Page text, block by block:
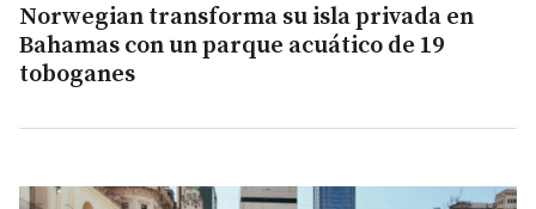
Norwegian transforma su isla privada en
Bahamas con un parque acuático de 19
toboganes